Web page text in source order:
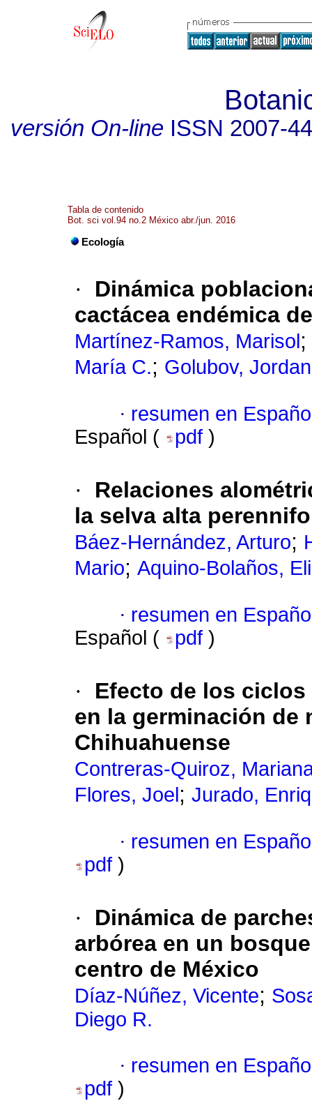
versión On-lineISSN 2007-
Tabla de contenido
Bot. sci vol.94 no.2 México abr./jun. 2016
Ecología
·
Dinámica
cactácea endémica
Martínez-Ramos, Marisol ;
María C.; Golubov, Jordan
· resumen en
Español (
pdf )
·
Relaciones
la selva alta
Báez-Hernández, Arturo;
Mario; Aquino-Bolaños,
· resumen en
Español (
pdf )
·
Efecto de los
en la germinación de
Chihuahuense
Contreras-Quiroz,
Flores, Joel ; Jurado,
· resumen en
pdf )
·
Dinámica de
arbórea en un
centro de México
Díaz-Núñez, Vicente;
Diego R.
· resumen en
pdf )